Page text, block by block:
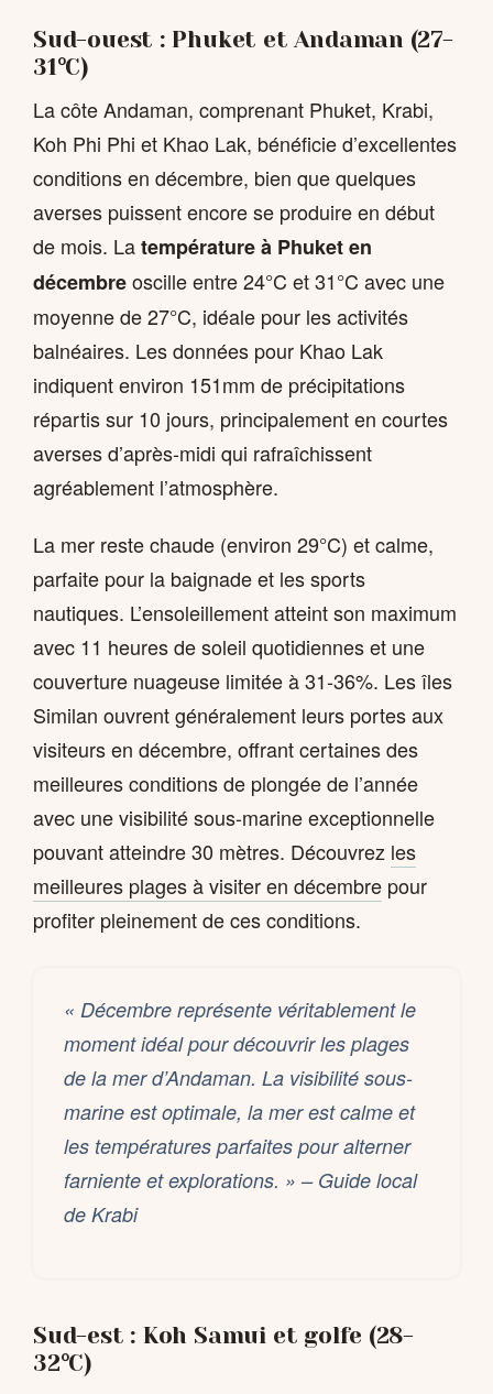
Sud-ouest : Phuket et Andaman (27-
31°C)
La côte Andaman, comprenant Phuket, Krabi,
Koh Phi Phi et Khao Lak, bénéficie d’excellentes
conditions en décembre, bien que quelques
averses puissent encore se produire en début
de mois. Latempérature à Phuket en
décembreoscille entre 24°C et 31°C avec une
moyenne de 27°C, idéale pour les activités
balnéaires. Les données pour Khao Lak
indiquent environ 151mm de précipitations
répartis sur 10 jours, principalement en courtes
averses d’après-midi qui rafraîchissent
agréablement l’atmosphère.
La mer reste chaude (environ 29°C) et calme,
parfaite pour la baignade et les sports
nautiques. L’ensoleillement atteint son maximum
avec 11 heures de soleil quotidiennes et une
couverture nuageuse limitée à 31-36%. Les îles
Similan ouvrent généralement leurs portes aux
visiteurs en décembre, offrant certaines des
meilleures conditions de plongée de l’année
avec une visibilité sous-marine exceptionnelle
pouvant atteindre 30 mètres. Découvrez les
meilleures plages à visiter en décembre pour
profiter pleinement de ces conditions.
« Décembre représente véritablement le
moment idéal pour découvrir les plages
de la mer d’Andaman. La visibilité sous-
marine est optimale, la mer est calme et
les températures parfaites pour alterner
farniente et explorations. » – Guide local
de Krabi
Sud-est : Koh Samui et golfe (28-
32°C)